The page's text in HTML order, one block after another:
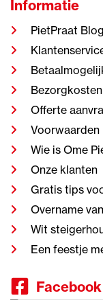
Informatie
PietPraat Blog
Bezorgkosten
Offerte
Voorwaarden
Wie is Ome
Onze klanten
Gratis tips
Overname
Wit
Een feestje